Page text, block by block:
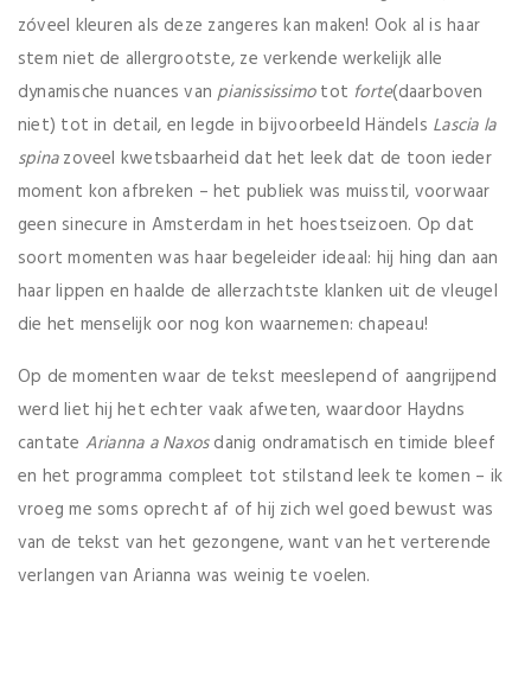
zóveel kleuren als deze zangeres kan maken! Ook al is haar
stem niet de allergrootste, ze verkende werkelijk alle
dynamische nuances vanpianississimotot forte(daarboven
niet) tot in detail, en legde in bijvoorbeeld Händels Lascia la
spinazoveel kwetsbaarheid dat het leek dat de toon ieder
moment kon afbreken – het publiek was muisstil, voorwaar
geen sinecure in Amsterdam in het hoestseizoen. Op dat
soort momenten was haar begeleider ideaal: hij hing dan aan
haar lippen en haalde de allerzachtste klanken uit de vleugel
die het menselijk oor nog kon waarnemen: chapeau!
Op de momenten waar de tekst meeslepend of aangrijpend
werd liet hij het echter vaak afweten, waardoor Haydns
cantate Arianna a Naxosdanig ondramatisch en timide bleef
en het programma compleet tot stilstand leek te komen – ik
vroeg me soms oprecht af of hij zich wel goed bewust was
van de tekst van het gezongene, want van het verterende
verlangen van Arianna was weinig te voelen.